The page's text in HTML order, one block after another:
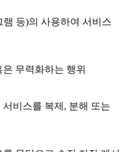
등)의 사용하여 서비스
무력화하는 행위
비스를 복제, 분해 또는